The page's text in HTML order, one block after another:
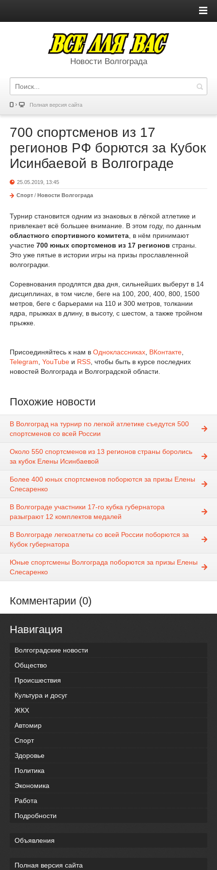
Новости Волгограда
Полная версия сайта
700 спортсменов из 17
регионов РФ борются за Кубок
Исинбаевой в Волгограде
25.05.2019, 13:45
Спорт / Новости Волгограда
Турнир становится одним из знаковых в лёгкой атлетике и
привлекает всё большее внимание. В этом году, по данным
областного спортивного комитета , в нём принимают
участие 700 юных спортсменов из 17 регионов страны.
Это уже пятые в истории игры на призы прославленной
волгоградки.
Соревнования продлятся два дня, сильнейших выберут в 14
дисциплинах, в том числе, беге на 100, 200, 400, 800, 1500
метров, беге с барьерами на 110 и 300 метров, толкании
ядра, прыжках в длину, в высоту, с шестом, а также тройном
прыжке.
Присоединяйтесь к нам в Одноклассниках ВКонтакте
Telegram YouTube и RSS , чтобы быть в курсе последних
новостей Волгограда и Волгоградской области.
Похожие новости
В Волгоград на турнир по легкой атлетике съедутся 500
спортсменов со всей России
Около 550 спортсменов из 13 регионов страны боролись
за кубок Елены Исинбаевой
Более 400 юных спортсменов поборются за призы Елены
Слесаренко
В Волгограде участники 17-го кубка губернатора
разыграют 12 комплектов медалей
В Волгограде легкоатлеты со всей России поборются за
Кубок губернатора
Юные спортсмены Волгограда поборются за призы Елены
Слесаренко
Комментарии (0)
Навигация
Волгоградские новости
Общество
Происшествия
Культура и досуг
ЖКХ
Автомир
Спорт
Здоровье
Политика
Экономика
Работа
Подробности
Объявления
Полная версия сайта